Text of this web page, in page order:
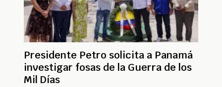
Presidente Petro solicita a Panamá
investigar fosas de la Guerra de los
Mil Días